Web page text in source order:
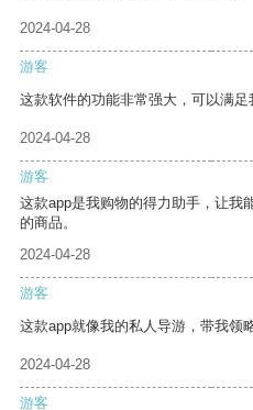
2024-04-28
游客
这款软件的功能非常强大，可以满足
2024-04-28
游客
这款app是我购物的得力助手，让我
的商品。
2024-04-28
游客
这款app就像我的私人导游，带我领
2024-04-28
游客